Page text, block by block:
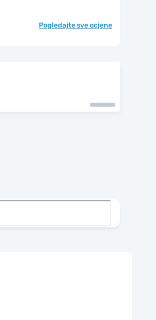
Pogledajte sve ocjene